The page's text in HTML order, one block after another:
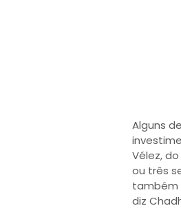
Alguns
Vélez,
ou três
também
diz